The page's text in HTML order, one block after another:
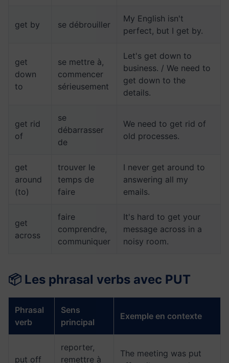
get by se débrouiller
My English isn't
perfect, but I get by.
get
down
to
se mettre à,
commencer
sérieusement
Let's get down to
business. / We need to
get down to the
details.
get rid
of
se
débarrasser
de
We need to get rid of
old processes.
get
around
(to)
trouver le
temps de
faire
I never get around to
answering all my
emails.
get
across
faire
comprendre,
communiquer
It's hard to get your
message across in a
noisy room.
📦 Les phrasal verbs avec PUT
Phrasal
verb
Sens
principal
Exemple en contexte
put off
reporter,
remettre à
The meeting was put